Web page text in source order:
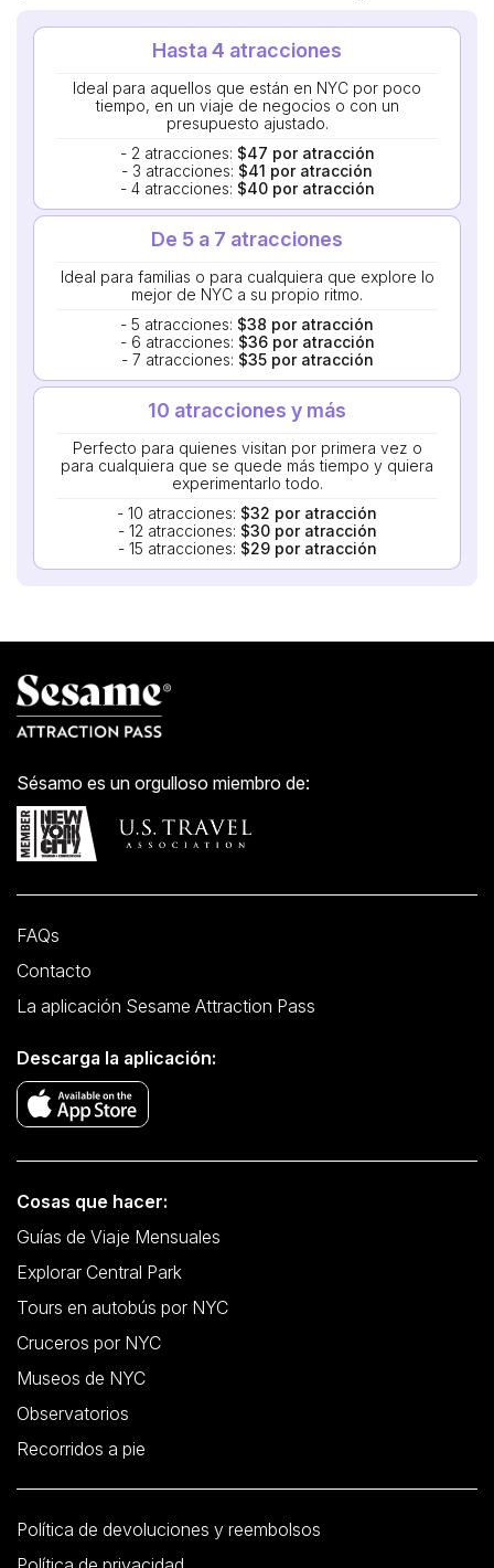
Hasta 4 atracciones
Ideal para aquellos que están en NYC por poco
tiempo, en un viaje de negocios o con un
presupuesto ajustado.
- 2 atracciones: $47 por atracción
- 3 atracciones: $41 por atracción
- 4 atracciones: $40 por atracción
De 5 a 7 atracciones
Ideal para familias o para cualquiera que explore lo
mejor de NYC a su propio ritmo.
- 5 atracciones: $38 por atracción
- 6 atracciones: $36 por atracción
- 7 atracciones: $35 por atracción
10 atracciones y más
Perfecto para quienes visitan por primera vez o
para cualquiera que se quede más tiempo y quiera
experimentarlo todo.
- 10 atracciones: $32 por atracción
- 12 atracciones: $30 por atracción
- 15 atracciones: $29 por atracción
Sésamo es un orgulloso miembro de:
FAQs
Contacto
La aplicación Sesame Attraction Pass
Descarga la aplicación:
Cosas que hacer:
Guías de Viaje Mensuales
Explorar Central Park
Tours en autobús por NYC
Cruceros por NYC
Museos de NYC
Observatorios
Recorridos a pie
Política de devoluciones y reembolsos